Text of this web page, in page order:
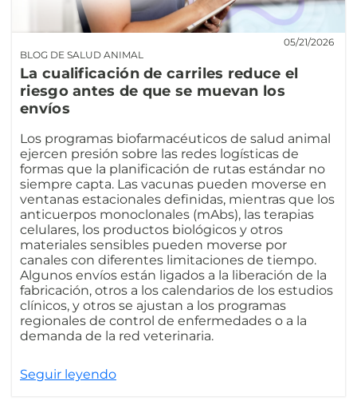
BLOG DE SALUD ANIMAL
05/21/2026
La cualificación de carriles reduce el
riesgo antes de que se muevan los
envíos
Los programas biofarmacéuticos de salud animal
ejercen presión sobre las redes logísticas de
formas que la planificación de rutas estándar no
siempre capta. Las vacunas pueden moverse en
ventanas estacionales definidas, mientras que los
anticuerpos monoclonales (mAbs), las terapias
celulares, los productos biológicos y otros
materiales sensibles pueden moverse por
canales con diferentes limitaciones de tiempo.
Algunos envíos están ligados a la liberación de la
fabricación, otros a los calendarios de los estudios
clínicos, y otros se ajustan a los programas
regionales de control de enfermedades o a la
demanda de la red veterinaria.
Seguir leyendo